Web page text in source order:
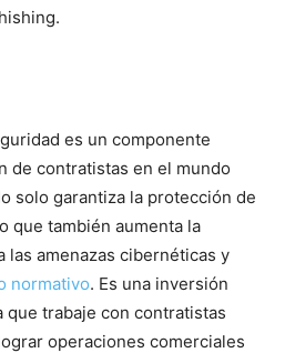
es un componente
de contratistas en el mundo
⁤solo garantiza la protección‌ de
que también aumenta la
las amenazas ⁣cibernéticas y
normativo. Es una inversión⁢
trabaje con contratistas
operaciones comerciales